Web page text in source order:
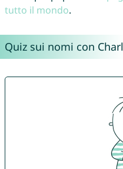
tutto il mondo.
Quiz sui nomi con